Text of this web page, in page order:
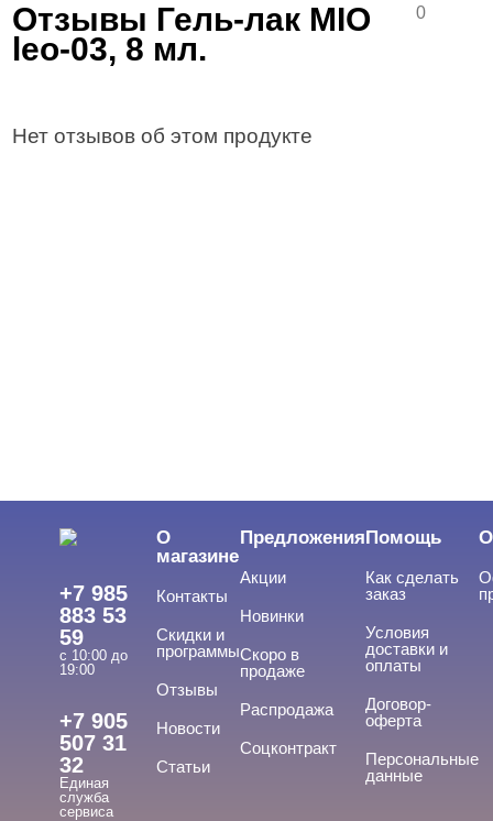
Отзывы Гель-лак MIO
leo-03, 8 мл.
0
Нет отзывов об этом продукте
+7 985
883 53
59
с 10:00 до
19:00
+7 905
507 31
32
Единая
служба
сервиса
О
магазине
Контакты
Скидки и
программы
Отзывы
Новости
Статьи
Предложения
Акции
Новинки
Скоро в
продаже
Распродажа
Соцконтракт
Помощь
Как сделать
заказ
Условия
доставки и
оплаты
Договор-
оферта
Персональные
данные